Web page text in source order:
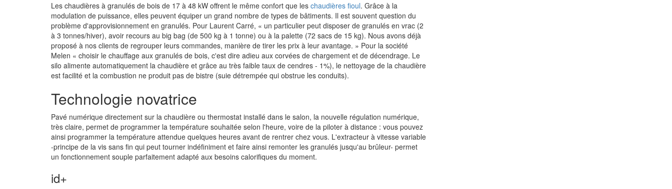
Les chaudières à granulés de bois de 17 à 48 kW offrent le même confort que les chaudières fioul. Grâce à la
modulation de puissance, elles peuvent équiper un grand nombre de types de bâtiments. Il est souvent question du
problème d'approvisionnement en granulés. Pour Laurent Carré, « un particulier peut disposer de granulés en vrac (2
à 3 tonnes/hiver), avoir recours au big bag (de 500 kg à 1 tonne) ou à la palette (72 sacs de 15 kg). Nous avons déjà
proposé à nos clients de regrouper leurs commandes, manière de tirer les prix à leur avantage. » Pour la société
Melen « choisir le chauffage aux granulés de bois, c'est dire adieu aux corvées de chargement et de décendrage. Le
silo alimente automatiquement la chaudière et grâce au très faible taux de cendres - 1%), le nettoyage de la chaudière
est facilité et la combustion ne produit pas de bistre (suie détrempée qui obstrue les conduits).
Technologie novatrice
Pavé numérique directement sur la chaudière ou thermostat installé dans le salon, la nouvelle régulation numérique,
très claire, permet de programmer la température souhaitée selon l'heure, voire de la piloter à distance : vous pouvez
ainsi programmer la température attendue quelques heures avant de rentrer chez vous. L'extracteur à vitesse variable
-principe de la vis sans fin qui peut tourner indéfiniment et faire ainsi remonter les granulés jusqu'au brûleur- permet
un fonctionnement souple parfaitement adapté aux besoins calorifiques du moment.
id+